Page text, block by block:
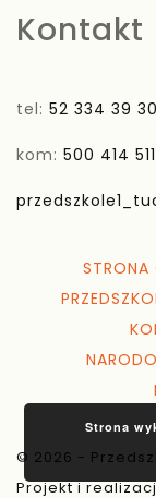
Kontakt
tel: 52 334 39 30
kom: 500 414 511
STRONA
© 2026 -
Projekt i
Strona